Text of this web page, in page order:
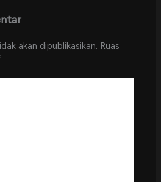
akan dipublikasikan. Ruas